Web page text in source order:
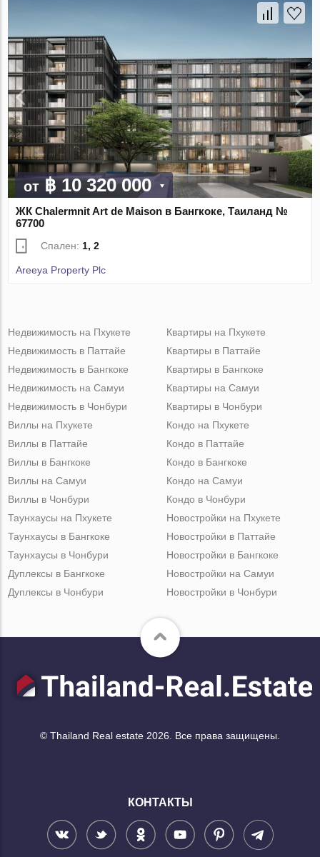
от฿ 10 320 000
ЖК Chalermnit Art de Maison в Бангкоке, Таиланд №
67700
Спален: 1, 2
Areeya Property Plc
Недвижимость на Пхукете
Недвижимость в Паттайе
Недвижимость в Бангкоке
Недвижимость на Самуи
Недвижимость в Чонбури
Квартиры на Пхукете
Квартиры в Паттайе
Квартиры в Бангкоке
Квартиры на Самуи
Квартиры в Чонбури
Виллы на Пхукете
Виллы в Паттайе
Виллы в Бангкоке
Виллы на Самуи
Виллы в Чонбури
Кондо на Пхукете
Кондо в Паттайе
Кондо в Бангкоке
Кондо на Самуи
Кондо в Чонбури
Таунхаусы на Пхукете
Таунхаусы в Бангкоке
Таунхаусы в Чонбури
Дуплексы в Бангкоке
Дуплексы в Чонбури
Новостройки на Пхукете
Новостройки в Паттайе
Новостройки в Бангкоке
Новостройки на Самуи
Новостройки в Чонбури
© Thailand Real estate 2026. Все права защищены.
КОНТАКТЫ